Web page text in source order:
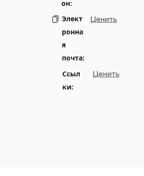
он:
Элект
ронна
я
почта:
Ценить
Ссыл
ки:
Ценить